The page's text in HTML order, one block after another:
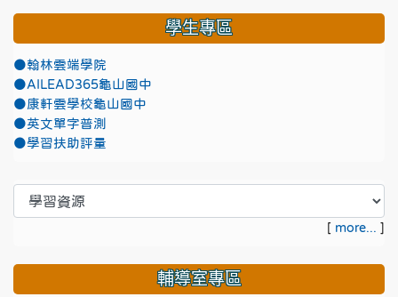
學生專區
●翰林雲端學院
●AILEAD365龜山國中
●康軒雲學校龜山國中
●英文單字普測
●學習扶助評量
[ more... ]
輔導室專區